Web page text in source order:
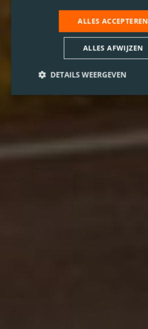
ALLES ACCEPTEREN
ALLES AFWIJZEN
DETAILS WEERGEVEN